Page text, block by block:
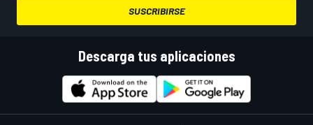
SUSCRIBIRSE
Descarga tus aplicaciones